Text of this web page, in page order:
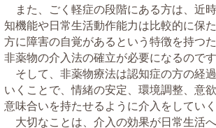
また、ごく軽症の段階にある方は、近
知機能や日常生活動作能力は比較的に保
方に障害の自覚があるという特徴を持つ
非薬物の介入法の確立が必要になるのです
そして、非薬物療法は認知症の方の経
いくことで、情緒の安定、環境調整、意
意味合いを持たせるように介入をしていく
大切なことは、介入の効果が日常生活